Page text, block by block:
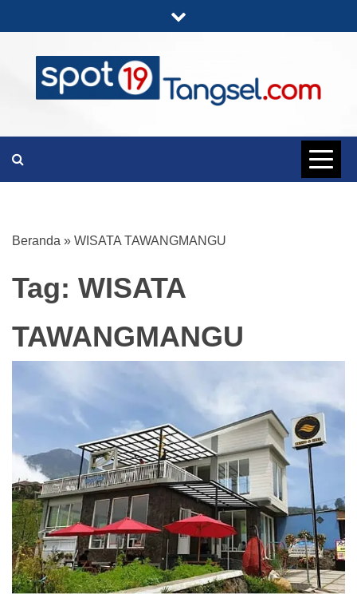
to
content
SPOT19
Beranda » WISATA TAWANGMANGU
Tag: WISATA
TAWANGMANGU